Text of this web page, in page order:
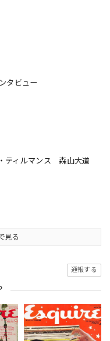
タビュー
ティルマンス 森山大道
見る
通報する